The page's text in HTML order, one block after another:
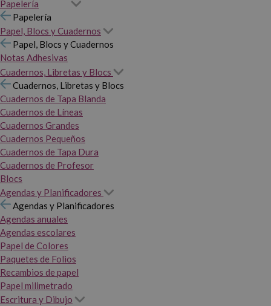
Papelería
Papelería
Papel, Blocs y Cuadernos
Papel, Blocs y Cuadernos
Notas Adhesivas
Cuadernos, Libretas y Blocs
Cuadernos, Libretas y Blocs
Cuadernos de Tapa Blanda
Cuadernos de Líneas
Cuadernos Grandes
Cuadernos Pequeños
Cuadernos de Tapa Dura
Cuadernos de Profesor
Blocs
Agendas y Planificadores
Agendas y Planificadores
Agendas anuales
Agendas escolares
Papel de Colores
Paquetes de Folios
Recambios de papel
Papel milimetrado
Escritura y Dibujo